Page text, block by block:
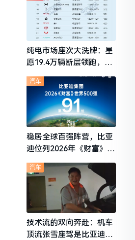
纯电市场座次大洗牌：星
愿19.4万辆断层领跑，理
想i6成最强黑马
稳居全球百强阵营，比亚
迪位列2026年《财富》世
汽车
技术流的双向奔赴：机车
顶流张雪座驾是比亚迪秦
汽车